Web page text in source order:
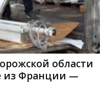
области
из Франции —